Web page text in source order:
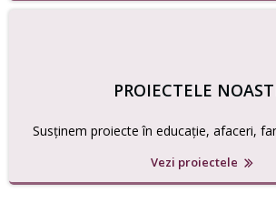
PROIECTELE
Susținem proiecte în educație, afaceri,
Vezi proiectele